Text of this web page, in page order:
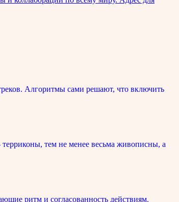
Алгоритмы сами решают, что включить
тем не менее весьма живописны, а
ритм и согласованность действиям.